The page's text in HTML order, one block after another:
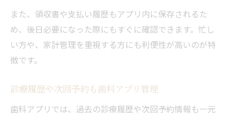
また、領収書や支払い履歴もアプリ内に保存されるた
め、後日必要になった際にもすぐに確認できます。忙し
い方や、家計管理を重視する方にも利便性が高いのが特
徴です。
診療履歴や次回予約も歯科アプリ管理
歯科アプリでは、過去の診療履歴や次回予約情報も一元